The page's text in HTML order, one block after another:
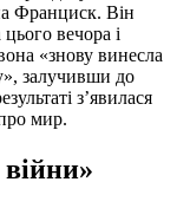
Франциск. Він
вечора і
«знову винесла
залучивши до
з’явилася
мир.